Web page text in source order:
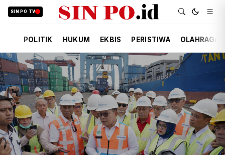
SIN PO TV
POLITIK HUKUM EKBIS PERISTIWA OLAHRAGA